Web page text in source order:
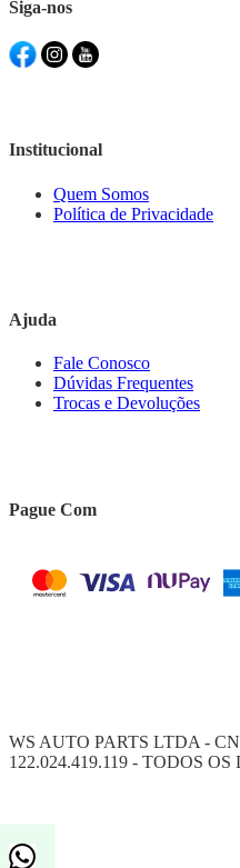
Siga-nos
Institucional
Quem Somos
Política de Privacidade
Ajuda
Fale Conosco
Dúvidas Frequentes
Trocas e Devoluções
Pague Com
WS AUTO PARTS LTDA -
122.024.419.119 - TODOS